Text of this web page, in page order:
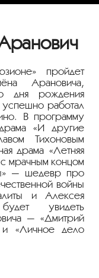
пройдет
Арановича,
рождения
работал
В программу
«И другие
Тихоновым
драма «Летняя
мрачным концом
— шедевр про
войны
и Алексея
увидеть
— «Дмитрий
и «Личное дело